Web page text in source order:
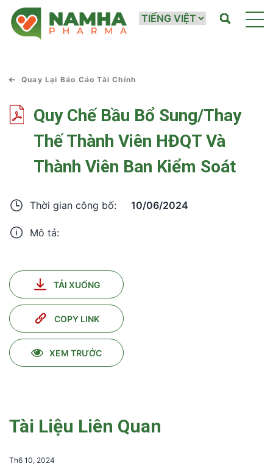
Quay Lại Báo Cáo Tài Chính
Quy Chế Bầu Bổ Sung/thay
Thế Thành Viên HĐQT Và
Thành Viên Ban Kiểm Soát
Thời gian công bố: 10/06/2024
Mô tả:
TẢI XUỐNG
COPY LINK
XEM TRƯỚC
Tài Liệu Liên Quan
Th6 10, 2024